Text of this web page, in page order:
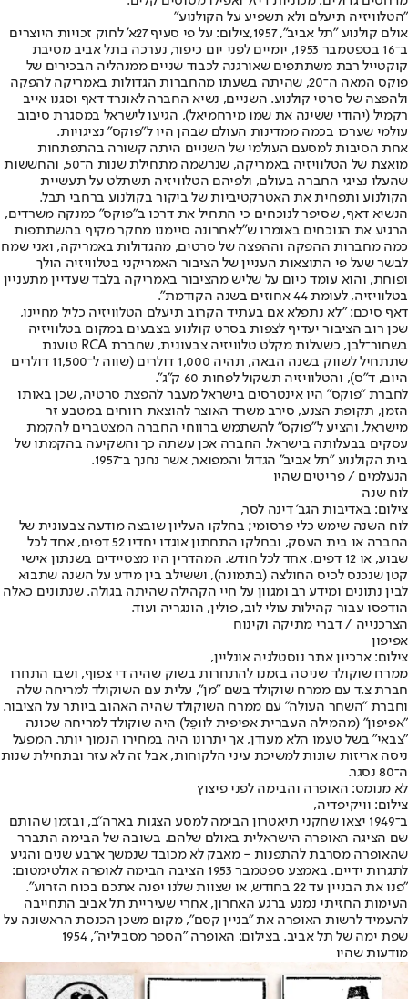
"הטלוויזיה תיעלם ולא תשפיע על הקולנוע"
אולם קולנוע "תל אביב", 1957,צילום: על פי סעיף 27א' לחוק זכויות היוצרים
ב־16 בספטמבר 1953, יומיים לפני יום כיפור, נערכה בתל אביב מסיבת
קוקטייל רבת משתתפים שאורגנה לכבוד שניים ממנהליה הבכירים של
פוקס המאה ה־20, שהיתה בשעתו מהחברות הגדולות באמריקה להפקה
ולהפצה של סרטי קולנוע. השניים, נשיא החברה לאונרד דאף וסגנו אייב
רקמיל (יהודי ששינה את שמו מירחמיאל), הגיעו לישראל במסגרת סיבוב
עולמי שערכו בכמה ממדינות העולם שבהן היו ל"פוקס" נציגויות.
אחת הסיבות למסעם העולמי של השניים היתה קשורה בהתפתחות
מואצת של הטלוויזיה באמריקה, שנרשמה מתחילת שנות ה־50, והחששות
שהעלו נציגי החברה בעולם, ולפיהם הטלוויזיה תשתלט על תעשיית
הקולנוע ותפחית את האטרקטיביות של ביקור בקולנוע ברחבי תבל.
הנשיא דאף, שסיפר לנוכחים כי התחיל את דרכו ב"פוקס" כמנקה משרדים,
הרגיע את הנוכחים באומרו ש"לאחרונה סיימנו מחקר מקיף בהשתתפות
כמה מחברות ההפקה וההפצה של סרטים, מהגדולות באמריקה, ואני שמח
לבשר שעל פי התוצאות העניין של הציבור האמריקני בטלוויזיה הולך
ופוחת, והוא עומד כיום על שליש מהציבור באמריקה בלבד שעדיין מתעניין
בטלוויזיה, לעומת 44 אחוזים בשנה הקודמת".
דאף סיכם: "לא נתפלא אם בעתיד הקרוב תיעלם הטלוויזיה כליל מחיינו,
שכן רוב הציבור יעדיף לצפות בסרט קולנוע בצבעים במקום בטלוויזיה
בשחור־לבן, כשעלות מקלט טלוויזיה צבעונית, שחברת RCA טוענת
שתתחיל לשווק בשנה הבאה, תהיה 1,000 דולרים (שווה ל־11,500 דולרים
היום, ד"ס), והטלוויזיה תשקול לפחות 60 ק"ג".
לחברת "פוקס" היו אינטרסים בישראל מעבר להפצת סרטיה, שכן באותו
הזמן, תקופת הצנע, סירב משרד האוצר להוצאת רווחים במטבע זר
מישראל, והציע ל"פוקס" להשתמש ברווחי החברה המצטברים להקמת
עסקים בבעלותה בישראל. החברה אכן עשתה כך והשקיעה בהקמתו של
בית הקולנוע "תל אביב" הגדול והמפואר, אשר נחנך ב־1957.
הנעלמים / פריטים שהיו
לוח שנה
צילום: באדיבות הגב' דינה לסר,
לוח השנה שימש כלי פרסומי; בחלקו העליון שובצה מודעה צבעונית של
החברה או בית העסק, ובחלקו התחתון אוגדו יחדיו 52 דפים, אחד לכל
שבוע, או 12 דפים, אחד לכל חודש. המהדרין היו מצטיידים בשנתון אישי
קטן שנכנס לכיס החולצה (בתמונה), וששילב בין מידע על השנה שתבוא
לבין נתונים ומידע רב ומגוון על חיי הקהילה שהיתה בגולה. שנתונים כאלה
הודפסו עבור קהילות עולי לוב, פולין, הונגריה ועוד.
הצרכנייה / דברי מתיקה וקינוח
אפיפון
צילום: ארכיון אתר נוסטלגיה אונליין,
ממרח שוקולד שניסה בזמנו להתחרות בשוק שהיה די צפוף, ושבו התחרו
חברת צ.ד עם ממרח שוקולד בשם "מן", עלית עם השוקולד למריחה שלה
וחברת "השחר העולה" עם ממרח השוקולד שהיה האהוב ביותר על הציבור.
"אפיפון" (מהמילה העברית אפיפית לוופֵל) היה שוקולד למריחה שכונה
"צבאי" בשל טעמו הלא מעודן, אך יתרונו היה במחירו הנמוך יותר. המפעל
ניסה אריזות שונות למשיכת עיני הלקוחות, אבל זה לא עזר ובתחילת שנות
ה־80 נסגר.
לא מנומס: האופרה והבימה לפני פיצוץ
צילום: וויקיפדיה,
ב־1949 יצאו שחקני תיאטרון הבימה למסע הצגות בארה"ב, ובזמן שהותם
שם הציגה האופרה הישראלית באולם שלהם. בשובה של הבימה התברר
שהאופרה מסרבת להתפנות - מאבק לא מכובד שנמשך ארבע שנים והגיע
לתגרות ידיים. באמצע ספטמבר 1953 הציבה הבימה לאופרה אולטימטום:
"פנו את הבניין עד 22 בחודש, או שצוות שלנו יפנה אתכם בכוח הזרוע".
העימות החזיתי נמנע ברגע האחרון, אחרי שעיריית תל אביב התחייבה
להעמיד לרשות האופרה את "בניין קסם", מקום משכן הכנסת הראשונה על
שפת ימה של תל אביב. בצילום: האופרה "הספר מסביליה", 1954
מודעות שהיו